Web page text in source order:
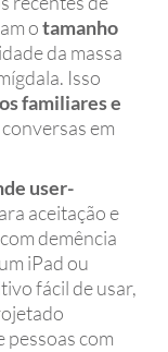
otamanho
da massa
Isso
familiares e
em
user-
aceitação e
demência
iPad ou
fácil de usar,
pessoas com